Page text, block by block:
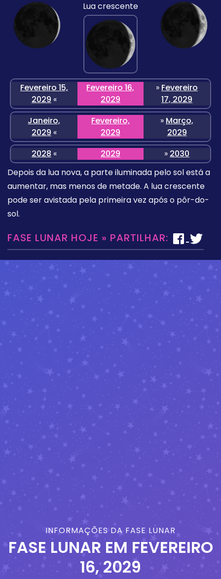
Lua crescente
Fevereiro 15,
2029 «
Fevereiro 16,
2029
» Fevereiro
17, 2029
Janeiro,
2029 «
Fevereiro,
2029
» Março,
2029
2028 « 2029 » 2030
Depois da lua nova, a parte iluminada pelo sol está a
aumentar, mas menos de metade. A lua crescente
pode ser avistada pela primeira vez após o pôr-do-
sol.
FASE LUNAR HOJE » PARTILHAR:
INFORMAÇÕES DA FASE LUNAR
FASE LUNAR EM FEVEREIRO
16, 2029